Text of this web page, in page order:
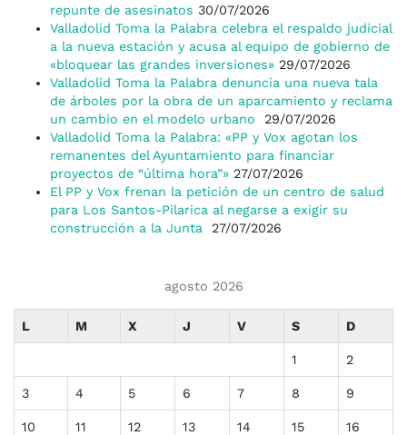
repunte de asesinatos 30/07/2026
Valladolid Toma la Palabra celebra el respaldo judicial
a la nueva estación y acusa al equipo de gobierno de
«bloquear las grandes inversiones» 29/07/2026
Valladolid Toma la Palabra denuncia una nueva tala
de árboles por la obra de un aparcamiento y reclama
un cambio en el modelo urbano
29/07/2026
Valladolid Toma la Palabra: «PP y Vox agotan los
remanentes del Ayuntamiento para financiar
proyectos de “última hora”» 27/07/2026
El PP y Vox frenan la petición de un centro de salud
para Los Santos-Pilarica al negarse a exigir su
construcción a la Junta
27/07/2026
agosto 2026
L M X J V S D
1 2
3 4 5 6 7 8 9
10 11 12 13 14 15 16